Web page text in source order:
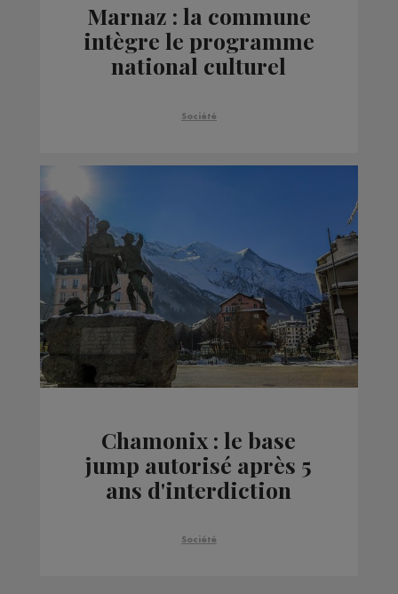
Marnaz : la commune
intègre le programme
national culturel
Société
Chamonix : le base
jump autorisé après 5
ans d'interdiction
Société